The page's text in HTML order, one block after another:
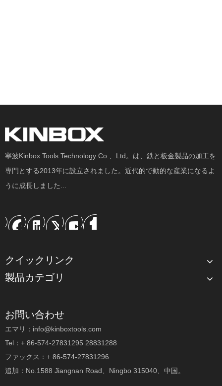
寧波Kinbox Tools Technology Co.、Ltd。は、鉄と板金製品の加工を
専門とする2013年に設立されました。近代的で動的な産業になるよ
うに成長しました...
クイックリンク
製品カテゴリ
お問い合わせ
エマリ： info@kinboxtools.com
Tel：+ 86-574-27831295 28831288
ファックス：+ 86-574-27831296
追加：No.1588 Jiangnan Road、Ningbo 315040、中国。